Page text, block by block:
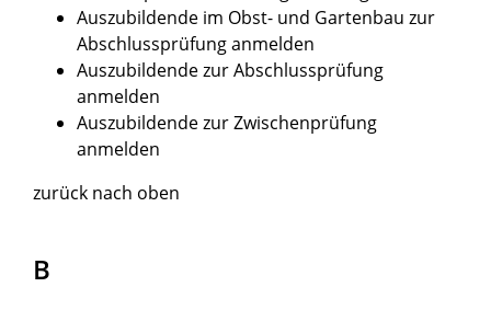
Auszubildende im Obst- und Gartenbau zur
Abschlussprüfung anmelden
Auszubildende zur Abschlussprüfung
anmelden
Auszubildende zur Zwischenprüfung
anmelden
zurück nach oben
B